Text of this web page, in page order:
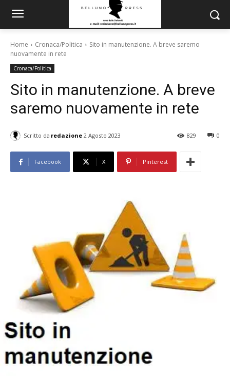
Home Cronaca/Politica
Sito in manutenzione. A breve saremo
nuovamente in rete
Cronaca/Politica
Sito in manutenzione. A breve
saremo nuovamente in rete
Scritto da redazione 2 Agosto 2023 0
829
Facebook X Pinterest